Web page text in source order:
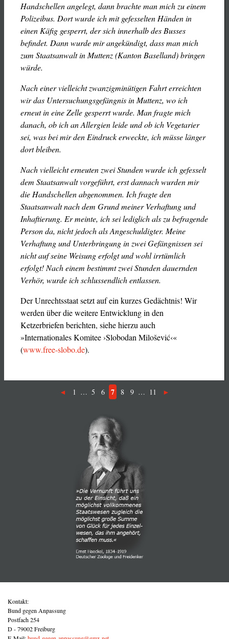
Handschellen angelegt, dann brachte man mich zu einem
Polizeibus. Dort wurde ich mit gefesselten Händen in
einen Käfig gesperrt, der sich innerhalb des Busses
befindet. Dann wurde mir angekündigt, dass man mich
zum Staatsanwalt in Muttenz (Kanton Baselland) bringen
würde.
Nach einer vielleicht zwanzigminütigen Fahrt erreichten
wir das Untersuchungsgefängnis in Muttenz, wo ich
erneut in eine Zelle gesperrt wurde. Man fragte mich
danach, ob ich an Allergien leide und ob ich Vegetarier
sei, was bei mir den Eindruck erweckte, ich müsse länger
dort bleiben.
Nach vielleicht erneuten zwei Stunden wurde ich gefesselt
dem Staatsanwalt vorgeführt, erst dannach wurden mir
die Handschellen abgenommen. Ich fragte den
Staatsanwalt nach dem Grund meiner Verhaftung und
Inhaftierung. Er meinte, ich sei lediglich als zu befragende
Person da, nicht jedoch als Angeschuldigter. Meine
Verhaftung und Unterbringung in zwei Gefängnissen sei
nicht auf seine Weisung erfolgt und wohl irrtümlich
erfolgt! Nach einem bestimmt zwei Stunden dauernden
Verhör, wurde ich schlussendlich entlassen.
Der Unrechtsstaat setzt auf ein kurzes Gedächtnis! Wir
werden über die weitere Entwicklung in den
Ketzerbriefen berichten, siehe hierzu auch
»Internationales Komitee ›Slobodan Milošević‹«
(www.free-slobo.de).
1 … 5 6 7 8 9 … 11
Kontakt:
Bund gegen Anpassung
Postfach 254
D - 79002 Freiburg